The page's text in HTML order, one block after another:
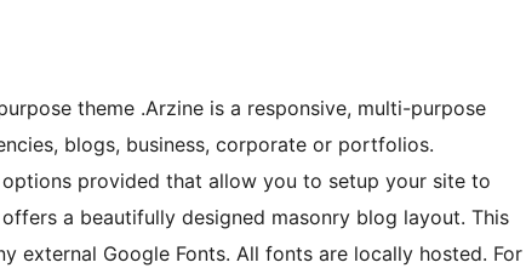
theme .Arzine is a responsive, multi-purpose
blogs, business, corporate or portfolios.
provided that allow you to setup your site to
a beautifully designed masonry blog layout. This
external Google Fonts. All fonts are locally hosted. For